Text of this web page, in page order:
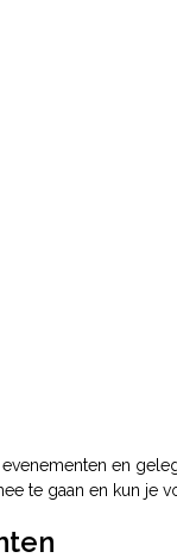
en
te gaan en kun je